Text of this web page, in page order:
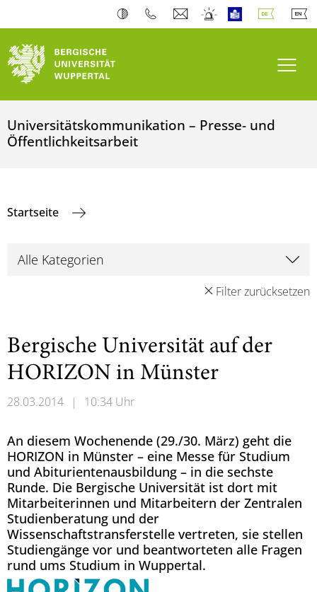
Universitätskommunikation – Presse- und
Öffentlichkeitsarbeit
Startseite
Filter zurücksetzen
Bergische Universität auf der
HORIZON in Münster
28.03.2014 | 10:34 Uhr
An diesem Wochenende (29./30. März) geht die
HORIZON in Münster – eine Messe für Studium
und Abiturientenausbildung – in die sechste
Runde. Die Bergische Universität ist dort mit
Mitarbeiterinnen und Mitarbeitern der Zentralen
Studienberatung und der
Wissenschaftstransferstelle vertreten, sie stellen
Studiengänge vor und beantworteten alle Fragen
rund ums Studium in Wuppertal.